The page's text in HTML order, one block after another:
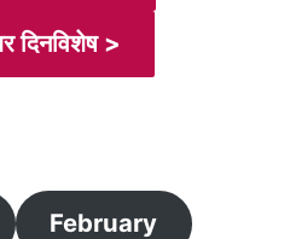
दिनविशेष >
February